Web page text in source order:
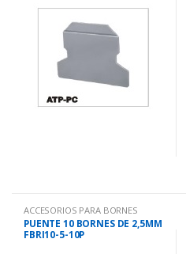
ACCESORIOS PARA BORNES
PUENTE 10 BORNES DE 2,5MM
FBRI10-5-10P